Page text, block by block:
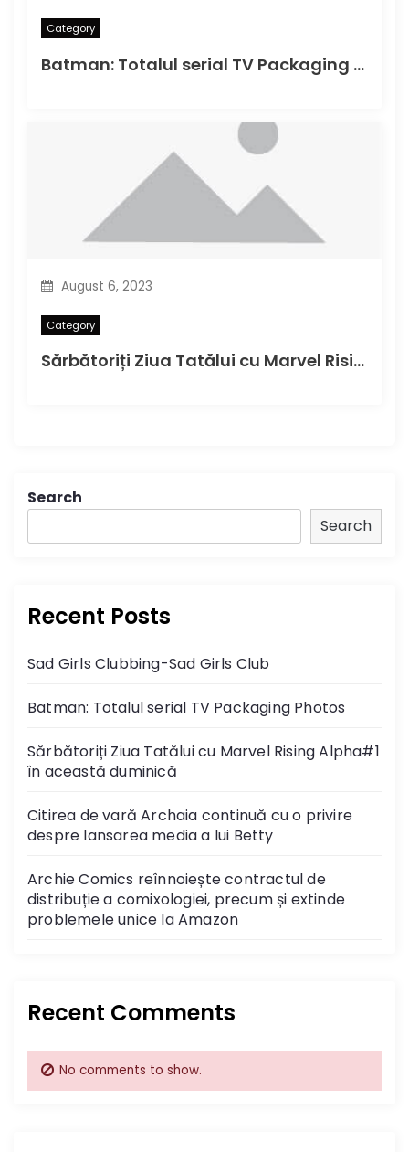
Category
Batman: Totalul serial TV Packaging Photos
August 6, 2023
Category
Sărbătoriți Ziua Tatălui cu Marvel Rising Alpha#1 în această duminică
Search
Search
Recent Posts
Sad Girls Clubbing-Sad Girls Club
Batman: Totalul serial TV Packaging Photos
Sărbătoriți Ziua Tatălui cu Marvel Rising Alpha#1
în această duminică
Citirea de vară Archaia continuă cu o privire
despre lansarea media a lui Betty
Archie Comics reînnoiește contractul de
distribuție a comixologiei, precum și extinde
problemele unice la Amazon
Recent Comments
No comments to show.